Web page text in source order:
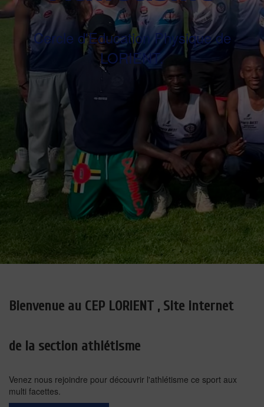
Cercle d'Education Physique de
LORIENT.
Bienvenue au CEP LORIENT , Site internet
de la section athlétisme
Venez nous rejoindre pour découvrir l'athlétisme ce sport aux
multi facettes.